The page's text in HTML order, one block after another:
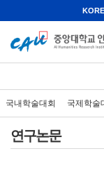
국내학술대회 국제학술
연구논문